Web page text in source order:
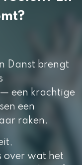
Danst brengt
een krachtige
een
raken.
over wat het